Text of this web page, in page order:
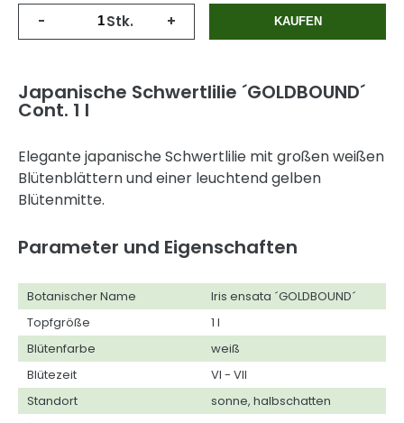
- Stk. + KAUFEN
Japanische Schwertlilie ´GOLDBOUND´
Cont. 1 l
Elegante japanische Schwertlilie mit großen weißen
Blütenblättern und einer leuchtend gelben
Blütenmitte.
Parameter und Eigenschaften
Botanischer Name
Iris ensata ´GOLDBOUND´
Topfgröße
1 l
Blütenfarbe
weiß
Blütezeit
VI - VII
Standort
sonne, halbschatten